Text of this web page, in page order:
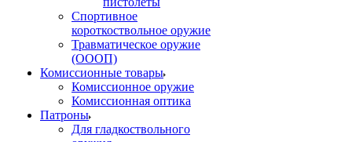
Спортивное
короткоствольное оружие
Травматическое оружие
(ОООП)
Комиссионные товары
Комиссионное оружие
Комиссионная оптика
Патроны
Для гладкоствольного